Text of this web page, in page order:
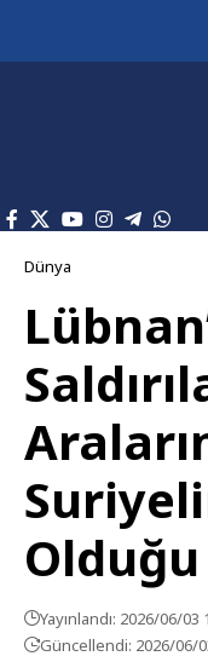
Dünya
Yayınlandı: 2026/06/03
Güncellendi: 2026/06/